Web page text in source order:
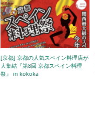
[京都] 京都の人気スペイン料理店が
大集結『第8回 京都スペイン料理
祭』 in kokoka